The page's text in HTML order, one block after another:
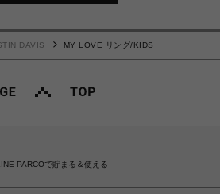
DAVIS MY LOVE リング/KIDS
PARCOで貯まる＆使える